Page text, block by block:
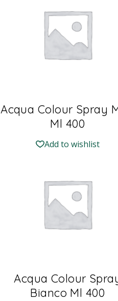
Acqua Colour Spray
Ml 400
Add to wishlist
Acqua Colour
Bianco Ml 400